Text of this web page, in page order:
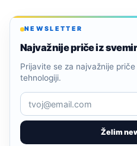
NEWSLETTER
Najvažnije priče iz
Želim
Prijavite se za najvažnije
tehnologiji.